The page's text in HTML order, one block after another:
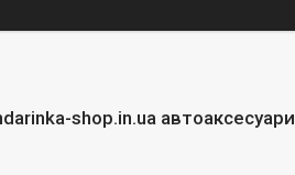
shop.in.ua автоаксесуари